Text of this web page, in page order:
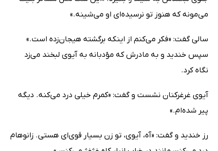
می‌مونه که هنوز تو نرسیده‌ای او می‌شینه.»
سالی گفت: «فکر می‌کنم از اینکه برگشته هیجان‌زده است.»
سپس خندید و به مادرش که مؤدبانه به آیوی لبخند می‌زد
نگاه کرد.
آیوی غرغرکنان نشست و گفت: «کمرم خیلی درد می‌کنه. دیگه
پیر شده‌ام.»
رز خندید و گفت: «آه، آیوی، تو زن بسیار قوی‌ای هستی. زانوهام